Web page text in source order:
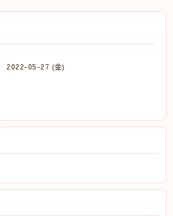
2022-05-27 (金)